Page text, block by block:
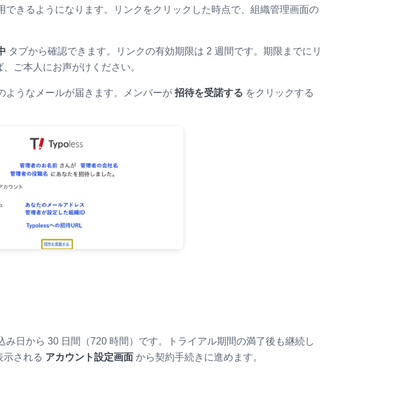
きるようになります。リンクをクリックした時点で、組織管理画面の
タブから確認できます。リンクの有効期限は 2 週間です。期限までにリ
ご本人にお声がけください。
ようなメールが届きます。メンバーが 招待を受諾する をクリックする
日から 30 日間（720 時間）です。トライアル期間の満了後も継続し
示される アカウント設定画面 から契約手続きに進めます。